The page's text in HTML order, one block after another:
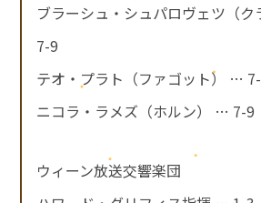
ブラーシュ・シュパロヴェツ（
7-9
テオ・プラト（ファゴット） …
ニコラ・ラメズ（ホルン） … 7-9
ウィーン放送交響楽団